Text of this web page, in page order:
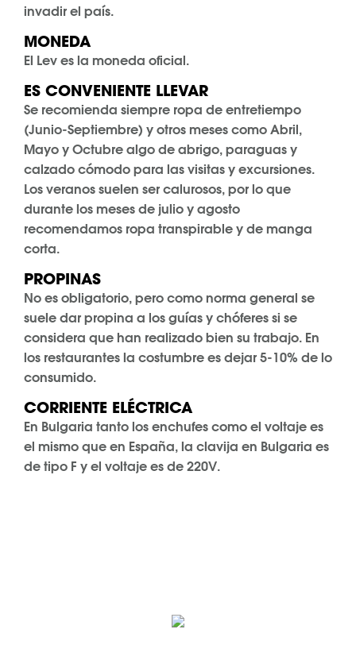
invadir el país.
MONEDA
El Lev es la moneda oficial.
ES CONVENIENTE LLEVAR
Se recomienda siempre ropa de entretiempo
(Junio-Septiembre) y otros meses como Abril,
Mayo y Octubre algo de abrigo, paraguas y
calzado cómodo para las visitas y excursiones.
Los veranos suelen ser calurosos, por lo que
durante los meses de julio y agosto
recomendamos ropa transpirable y de manga
corta.
PROPINAS
No es obligatorio, pero como norma general se
suele dar propina a los guías y chóferes si se
considera que han realizado bien su trabajo. En
los restaurantes la costumbre es dejar 5-10% de lo
consumido.
CORRIENTE ELÉCTRICA
En Bulgaria tanto los enchufes como el voltaje es
el mismo que en España, la clavija en Bulgaria es
de tipo F y el voltaje es de 220V.